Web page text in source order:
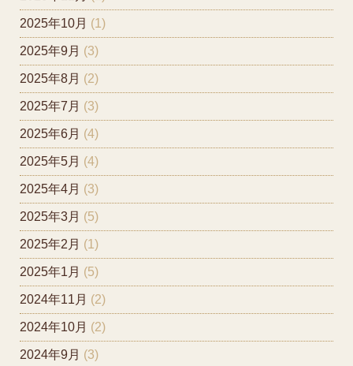
2025年10月 (1)
2025年9月 (3)
2025年8月 (2)
2025年7月 (3)
2025年6月 (4)
2025年5月 (4)
2025年4月 (3)
2025年3月 (5)
2025年2月 (1)
2025年1月 (5)
2024年11月 (2)
2024年10月 (2)
2024年9月 (3)